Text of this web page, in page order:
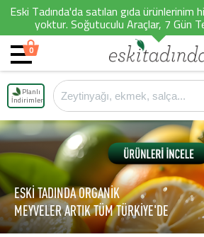
Eski Tadında'da satılan gıda ürünlerinim
yoktur. Soğutuculu Araçlar, 7 Gün
0
Planlı
İndirimler
ESKİ TADINDA ORGANİK
MEYVELER ARTIK TÜM TÜRKİYE'DE